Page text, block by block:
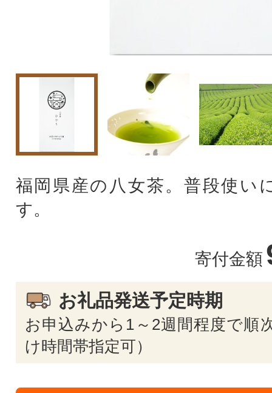
福岡県産の八女茶。普段使い
す。
寄付金額
お礼品発送予定時期
お申込みから1～2週間程度で順
け時間帯指定可）